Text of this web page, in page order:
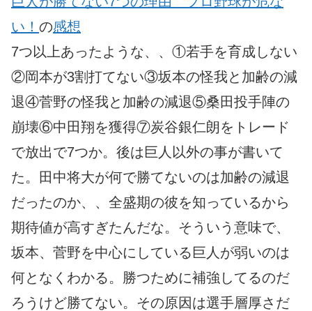
い！ の感想
7つ以上あったような、、①若手を育成しない
②岡本が3割打てない③坂本の怪我と加齢の減
退④菅野の怪我と加齢の減退⑤桑田投手陣の
崩壊⑥中田翔を獲得⑦炭谷銀仁朗をトレード
で放出で7つか。後は巨人以外の事が書いて
た。田中将大が何で勝てないのは加齢の減退
だったのか、、全盛期の彼を知っているから
期待値が高すぎたんだな。そういう意味で、
坂本、菅野を中心にしている巨人が弱いのは
何となくわかる。勝つために補強してるのだ
ろうけど勝てない。その原因は選手層厚さだ